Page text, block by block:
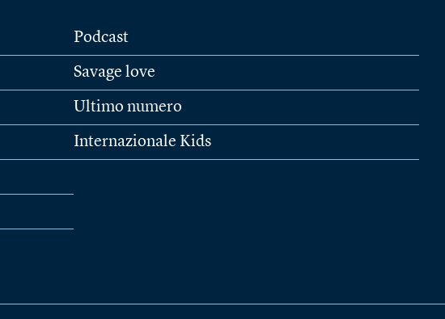
Podcast
Savage love
Ultimo numero
Internazionale Kids